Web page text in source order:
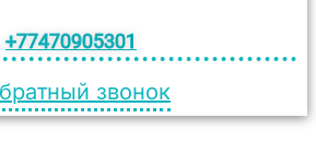
+77470905301
звонок